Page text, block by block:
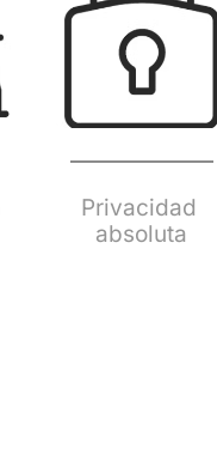
Privacidad
absoluta